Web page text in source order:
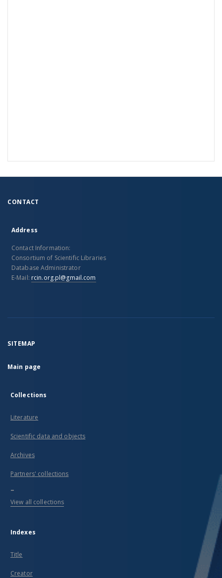
CONTACT
Address
Contact Information:
Consortium of Scientific Libraries
Database Administrator
E-Mail: rcin.org.pl@gmail.com
SITEMAP
Main page
Collections
Literature
Scientific data and objects
Archives
Partners' collections
...
View all collections
Indexes
Title
Creator